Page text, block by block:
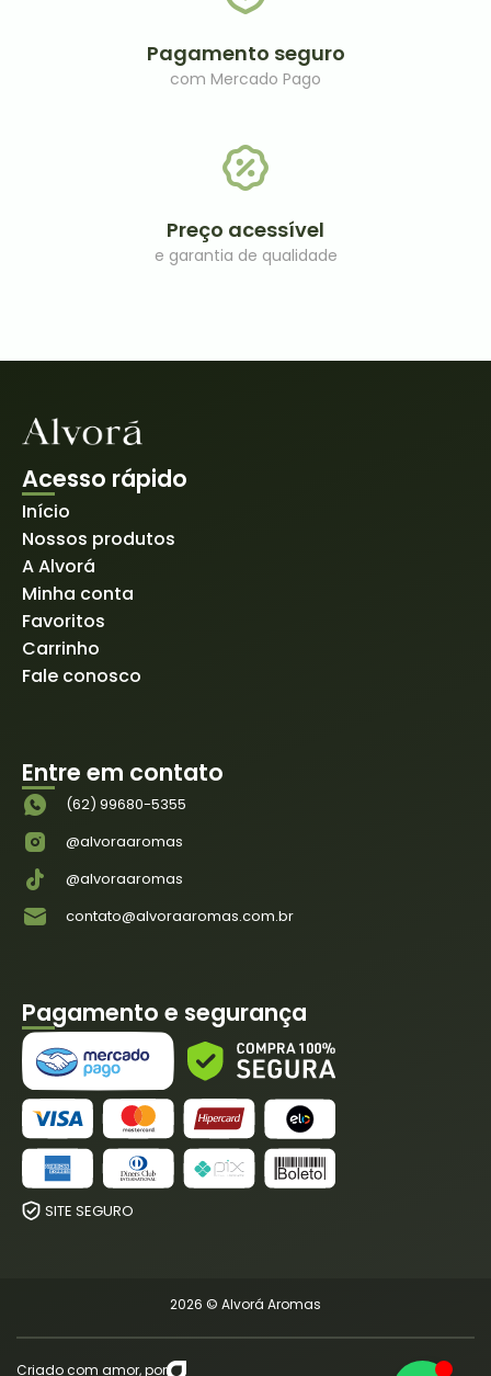
Pagamento seguro
com Mercado Pago
Preço acessível​
e garantia de qualidade​
Acesso rápido
Início
Nossos produtos
A Alvorá
Minha conta
Favoritos
Carrinho
Fale conosco
Entre em contato
(62) 99680-5355
@alvoraaromas
@alvoraaromas
contato@alvoraaromas.com.br
Pagamento e segurança
SITE SEGURO
2026 © Alvorá Aromas
Criado com amor, por